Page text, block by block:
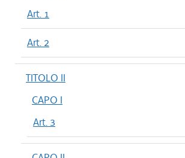
Art. 1
Art. 2
TITOLO II
CAPO I
Art. 3